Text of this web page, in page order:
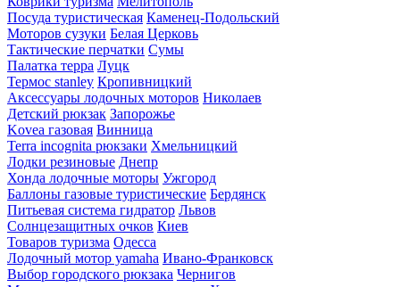
Посуда туристическая Каменец-Подольский
Моторов сузуки Белая Церковь
Тактические перчатки Сумы
Палатка терра Луцк
Термос stanley Кропивницкий
Аксессуары лодочных моторов Николаев
Детский рюкзак Запорожье
Kovea газовая Винница
Terra incognita рюкзаки Хмельницкий
Лодки резиновые Днепр
Хонда лодочные моторы Ужгород
Баллоны газовые туристические Бердянск
Питьевая система гидратор Львов
Солнцезащитных очков Киев
Товаров туризма Одесса
Лодочный мотор yamaha Ивано-Франковск
Выбор городского рюкзака Чернигов